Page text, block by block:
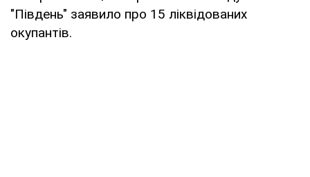
"Південь" заявило про 15 ліквідованих
окупантів.